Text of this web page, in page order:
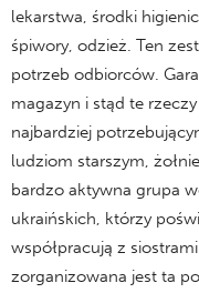
lekarstwa, środki
śpiwory, odzież. Ten
potrzeb odbiorców.
magazyn i stąd te
najbardziej
ludziom starszym,
bardzo aktywna grupa
ukraińskich, którzy
współpracują z
zorganizowana jest ta